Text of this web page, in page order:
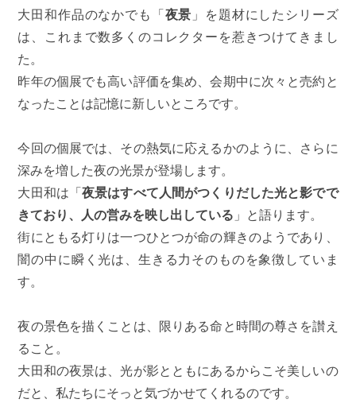
大田和作品のなかでも「 夜景 」を題材にしたシリーズ
は、これまで数多くのコレクターを惹きつけてきまし
た。
昨年の個展でも高い評価を集め、会期中に次々と売約と
なったことは記憶に新しいところです。
今回の個展では、その熱気に応えるかのように、さらに
深みを増した夜の光景が登場します。
大田和は「夜景はすべて人間がつくりだした光と影でで
きており、人の営みを映し出している 」と語ります。
街にともる灯りは一つひとつが命の輝きのようであり、
闇の中に瞬く光は、生きる力そのものを象徴していま
す。
夜の景色を描くことは、限りある命と時間の尊さを讃え
ること。
大田和の夜景は、光が影とともにあるからこそ美しいの
だと、私たちにそっと気づかせてくれるのです。